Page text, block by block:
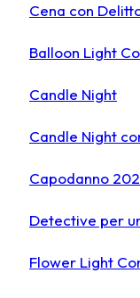
Cena con
Balloon Light
Candle Night
Candle Night
Capodanno
Detective per
Flower Light